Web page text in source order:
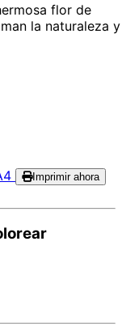
flor de
la naturaleza y
Imprimir ahora